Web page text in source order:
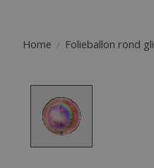
Home / Folieballon rond